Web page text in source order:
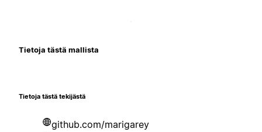
Tietoja tästä mallista
Tietoja tästä tekijästä
github.com/marigarey